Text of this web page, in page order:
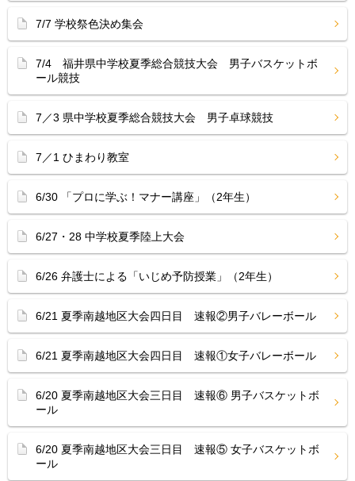
7/7 学校祭色決め集会
7/4 福井県中学校夏季総合競技大会 男子バスケットボ
ール競技
7／3 県中学校夏季総合競技大会 男子卓球競技
7／1 ひまわり教室
6/30 「プロに学ぶ！マナー講座」（2年生）
6/27・28 中学校夏季陸上大会
6/26 弁護士による「いじめ予防授業」（2年生）
6/21 夏季南越地区大会四日目 速報②男子バレーボール
6/21 夏季南越地区大会四日目 速報①女子バレーボール
6/20 夏季南越地区大会三日目 速報⑥ 男子バスケットボ
ール
6/20 夏季南越地区大会三日目 速報⑤ 女子バスケットボ
ール